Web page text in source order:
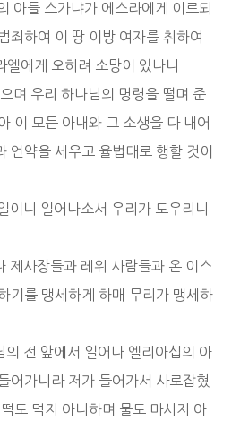
아들 스가냐가 에스라에게 이르되
죄하여 이 땅 이방 여자를 취하여
엘에게 오히려 소망이 있나니
며 우리 하나님의 명령을 떨며 준
이 모든 아내와 그 소생을 다 내어
언약을 세우고 율법대로 행할 것이
이니 일어나소서 우리가 도우리니
제사장들과 레위 사람들과 온 이스
기를 맹세하게 하매 무리가 맹세하
전 앞에서 일어나 엘리아십의 아
어가니라 저가 들어가서 사로잡혔
도 먹지 아니하며 물도 마시지 아